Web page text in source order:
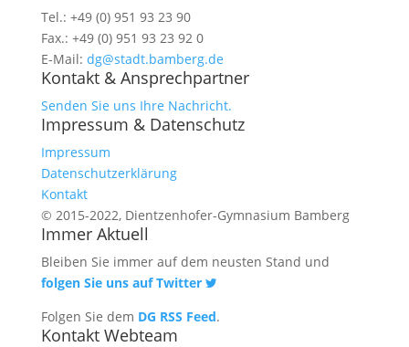
Tel.: +49 (0) 951 93 23 90
Fax.: +49 (0) 951 93 23 92 0
E-Mail: dg@stadt.bamberg.de
Kontakt & Ansprechpartner
Senden Sie uns Ihre Nachricht.
Impressum & Datenschutz
Impressum
Datenschutzerklärung
Kontakt
© 2015-2022, Dientzenhofer-Gymnasium Bamberg
Immer Aktuell
Bleiben Sie immer auf dem neusten Stand und
folgen Sie uns auf Twitter
Folgen Sie dem DG RSS Feed.
Kontakt Webteam